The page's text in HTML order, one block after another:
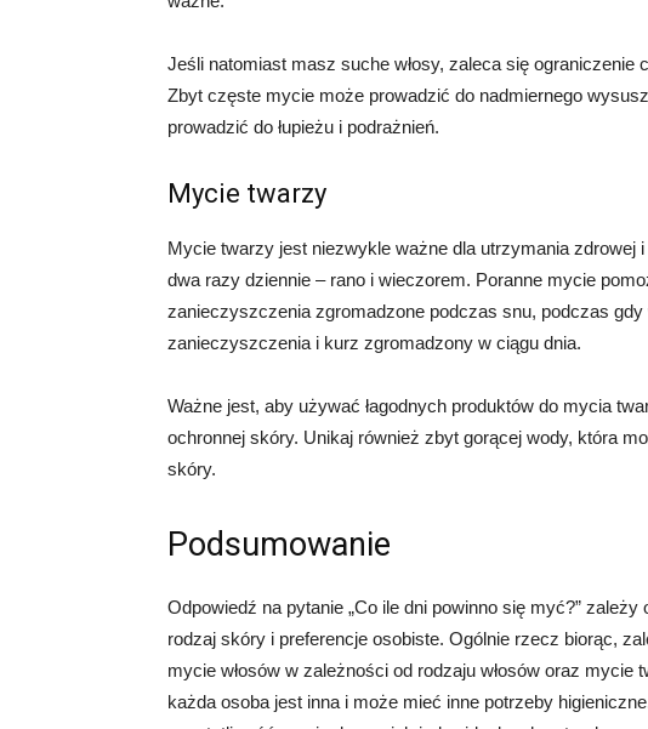
Jeśli natomiast masz suche włosy, zaleca się
Zbyt częste mycie może prowadzić do nadmiernego
prowadzić do łupieżu i podrażnień.
Mycie twarzy
Mycie twarzy jest niezwykle ważne dla utrzymania zdrowej
dwa razy dziennie – rano i wieczorem. Poranne mycie
zanieczyszczenia zgromadzone podczas snu, podczas
zanieczyszczenia i kurz zgromadzony w ciągu dnia.
Ważne jest, aby używać łagodnych produktów do mycia
ochronnej skóry. Unikaj również zbyt gorącej wody, która
skóry.
Podsumowanie
Odpowiedź na pytanie „Co ile dni powinno się myć?”
rodzaj skóry i preferencje osobiste. Ogólnie rzecz biorąc,
mycie włosów w zależności od rodzaju włosów oraz
każda osoba jest inna i może mieć inne potrzeby